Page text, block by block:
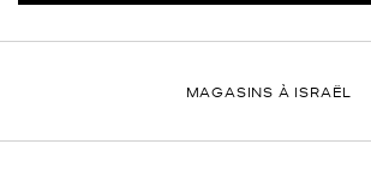
MAGASINS À ISRAËL